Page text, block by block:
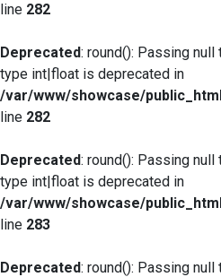
line 282
Deprecated: round(): Passing
type int|float is deprecated in
/var/www/showcase/
line 282
Deprecated: round(): Passing
type int|float is deprecated in
/var/www/showcase/
line 283
Deprecated: round(): Passing